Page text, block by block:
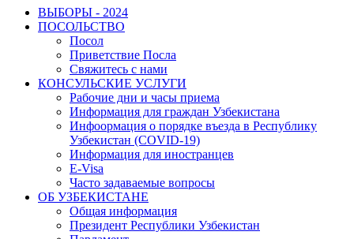
ВЫБОРЫ - 2024
ПОСОЛЬСТВО
Посол
Приветствие Посла
Свяжитесь с нами
КОНСУЛЬСКИЕ УСЛУГИ
Рабочие дни и часы приема
Информация для граждан Узбекистана
Инфоормация о порядке въезда в Республику
Узбекистан (COVID-19)
Информация для иностранцев
E-Visa
Часто задаваемые вопросы
ОБ УЗБЕКИСТАНЕ
Общая информация
Президент Республики Узбекистан